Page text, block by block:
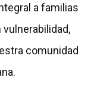
a familias
comunidad